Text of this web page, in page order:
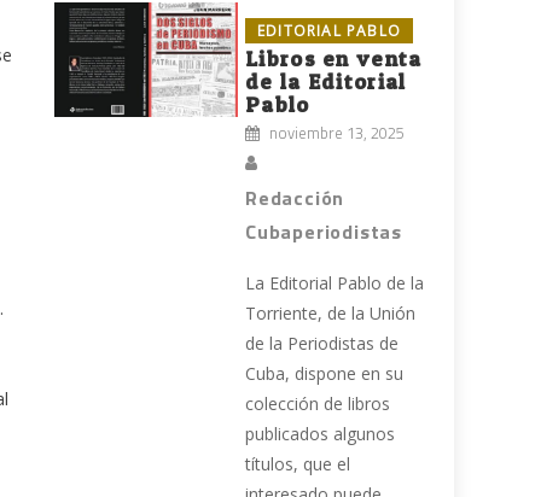
EDITORIAL PABLO
Libros en venta
de la Editorial
Pablo
noviembre 13, 2025
Redacción
Cubaperiodistas
La Editorial Pablo de la
Torriente, de la Unión
de la Periodistas de
Cuba, dispone en su
colección de libros
publicados algunos
títulos, que el